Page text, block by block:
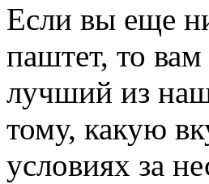
Если вы еще
паштет, то
лучший из
тому, какую
условиях за